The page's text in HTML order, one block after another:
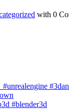
with 0
#blender3d